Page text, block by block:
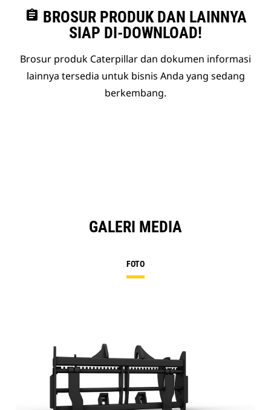
assignment BROSUR PRODUK DAN LAINNYA
SIAP DI-DOWNLOAD!
Brosur produk Caterpillar dan dokumen informasi
lainnya tersedia untuk bisnis Anda yang sedang
berkembang.
GALERI MEDIA
FOTO